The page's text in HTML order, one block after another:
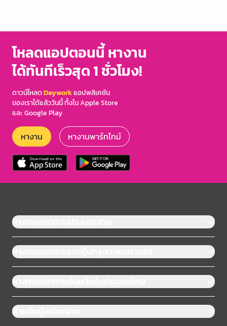
โหลดแอปตอนนี้ หางาน
ได้ทันทีเร็วสุด 1 ชั่วโมง!
ดาวน์โหลดDayworkแอปพลิเคชัน
ของเราได้แล้ววันนี้ ทั้งใน Apple Store
และ Google Play
หางาน หางานพาร์ทไทม์
หางานแยกตามประเภทงาน
หางานแยกตามเขตในกรุงเทพมหานคร
หางานแยกตามจังหวัดในประเทศไทย
สำหรับผู้สมัครงาน